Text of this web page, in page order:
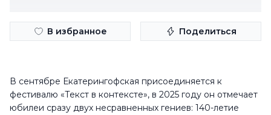
В избранное Поделиться
В сентябре Екатерингофская присоединяется к
фестивалю «Текст в контексте», в 2025 году он отмечает
юбилеи сразу двух несравненных гениев: 140-летие